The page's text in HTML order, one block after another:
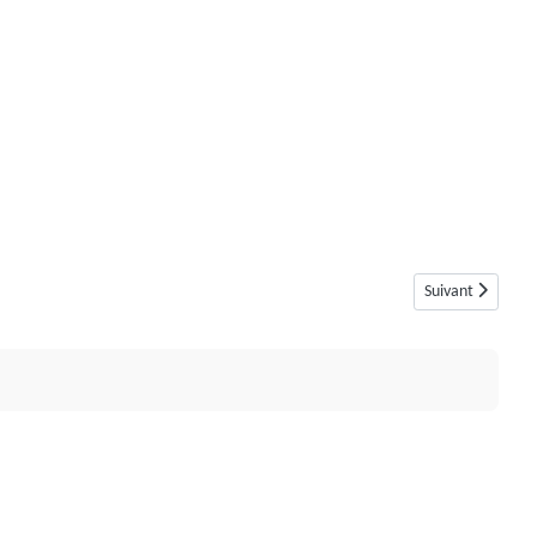
Article suivant :
Suivant